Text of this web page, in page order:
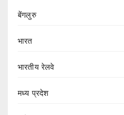
बेंगलुरु
भारत
भारतीय रेलवे
मध्य प्रदेश